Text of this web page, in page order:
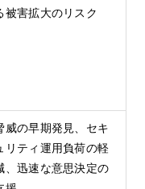
被害拡大のリスク
威の早期発見、セキ
リティ運用負荷の軽
、迅速な意思決定の